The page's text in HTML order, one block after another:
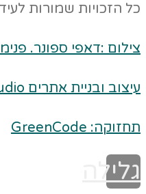
כל הזכויות שמורות
צילום :דאפי ספונר.
עיצוב ובניית אתרים Made with ❤ hazan studio
תחזוקה: GreenCode
גלילה